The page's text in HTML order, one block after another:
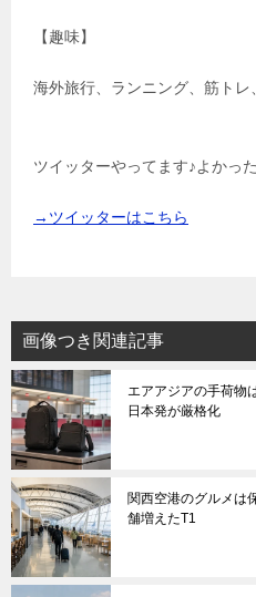
【趣味】
海外旅行、ランニング、筋トレ
ツイッターやってます♪よかっ
→ツイッターはこちら
画像つき関連記事
エアアジアの手荷物
日本発が厳格化
関西空港のグルメは
舗増えたT1